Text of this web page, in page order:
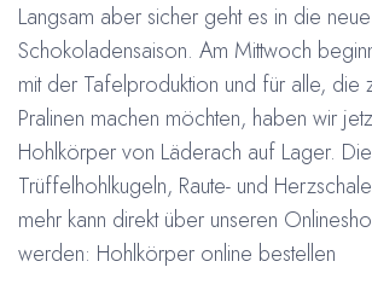
Langsam aber sicher geht es in die neue
Schokoladensaison. Am Mittwoch
mit der Tafelproduktion und für alle, die
Pralinen machen möchten, haben wir
Hohlkörper von Läderach auf Lager. Die
Trüffelhohlkugeln, Raute- und
mehr kann direkt über unseren
werden: Hohlkörper online bestellen